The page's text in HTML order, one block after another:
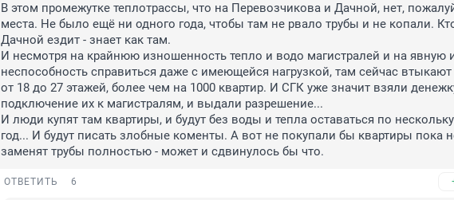
В этом промежутке теплотрассы, что на Перевозчикова и Дачной, нет,
места. Не было ещё ни одного года, чтобы там не рвало трубы и не копали.
Дачной ездит - знает как там.
И несмотря на крайнюю изношенность тепло и водо магистралей и на явную
неспособность справиться даже с имеющейся нагрузкой, там сейчас
от 18 до 27 этажей, более чем на 1000 квартир. И СГК уже значит взяли
подключение их к магистралям, и выдали разрешение...
И люди купят там квартиры, и будут без воды и тепла оставаться по
год... И будут писать злобные коменты. А вот не покупали бы квартиры пока
заменят трубы полностью - может и сдвинулось бы что.
ОТВЕТИТЬ 6